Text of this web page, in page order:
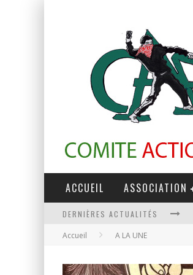
ACCUEIL ASSOCIATION
DERNIÈRES ACTUALITÉS
Accueil A LA UNE